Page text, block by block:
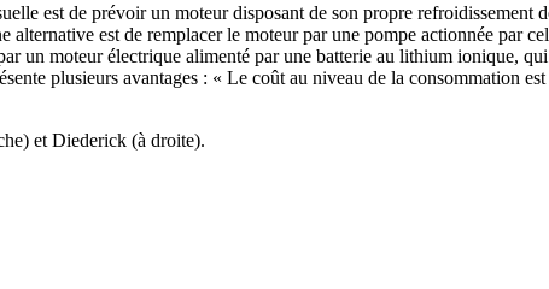
est de prévoir un moteur disposant de son propre refroidissement
alternative est de remplacer le moteur par une pompe actionnée par
un moteur électrique alimenté par une batterie au lithium ionique,
plusieurs avantages : « Le coût au niveau de la consommation
et Diederick (à droite).